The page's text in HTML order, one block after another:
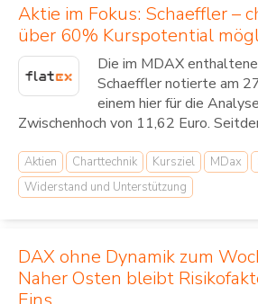
Aktie im Fokus: Schaeffler –
über 60% Kurspotential
Die im MDAX
Schaeffler notierte am
einem hier für die
Zwischenhoch von 11,62 Euro.
Aktien Charttechnik Kursziel MDax
Widerstand und Unterstützung
DAX ohne Dynamik zum
Naher Osten bleibt